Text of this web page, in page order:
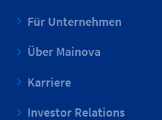
Für Unternehmen
Über Mainova
Karriere
Investor Relations